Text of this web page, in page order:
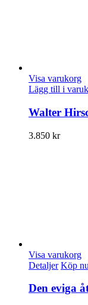
Visa varukorg
Lägg till i
Walter
3.850 kr
Visa varukorg
Detaljer Köp nu
Den eviga